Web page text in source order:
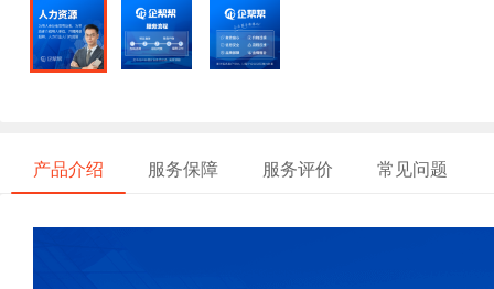
产品介绍 服务保障 服务评价 常见问题